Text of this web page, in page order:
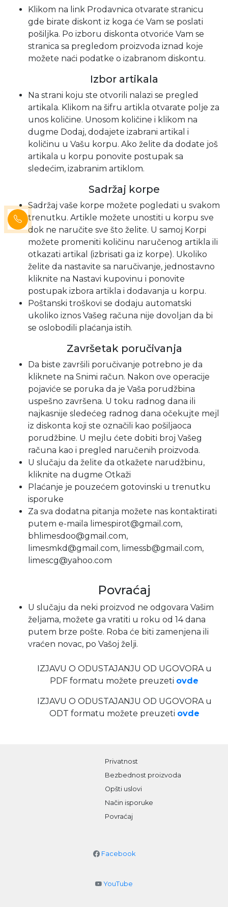
Klikom na link Prodavnica otvarate stranicu
gde birate diskont iz koga će Vam se poslati
pošiljka. Po izboru diskonta otvoriće Vam se
stranica sa pregledom proizvoda iznad koje
možete naći podatke o izabranom diskontu.
Izbor artikala
Na strani koju ste otvorili nalazi se pregled
artikala. Klikom na šifru artikla otvarate polje za
unos količine. Unosom količine i klikom na
dugme Dodaj, dodajete izabrani artikal i
količinu u Vašu korpu. Ako želite da dodate još
artikala u korpu ponovite postupak sa
sledećim, izabranim artiklom.
Sadržaj korpe
Sadržaj vaše korpe možete pogledati u svakom
trenutku. Artikle možete unostiti u korpu sve
dok ne naručite sve što želite. U samoj Korpi
možete promeniti količinu naručenog artikla ili
otkazati artikal (izbrisati ga iz korpe). Ukoliko
želite da nastavite sa naručivanje, jednostavno
kliknite na Nastavi kupovinu i ponovite
postupak izbora artikla i dodavanja u korpu.
Poštanski troškovi se dodaju automatski
ukoliko iznos Vašeg računa nije dovoljan da bi
se oslobodili plaćanja istih.
Završetak poručivanja
Da biste završili poručivanje potrebno je da
kliknete na Snimi račun. Nakon ove operacije
pojaviće se poruka da je Vaša porudžbina
uspešno završena. U toku radnog dana ili
najkasnije sledećeg radnog dana očekujte mejl
iz diskonta koji ste označili kao pošiljaoca
porudžbine. U mejlu ćete dobiti broj Vašeg
računa kao i pregled naručenih proizvoda.
U slučaju da želite da otkažete narudžbinu,
kliknite na dugme Otkaži
Plaćanje je pouzećem gotovinski u trenutku
isporuke
Za sva dodatna pitanja možete nas kontaktirati
putem e-maila limespirot@gmail.com,
bhlimesdoo@gmail.com,
limesmkd@gmail.com, limessb@gmail.com,
limescg@yahoo.com
Povraćaj
U slučaju da neki proizvod ne odgovara Vašim
željama, možete ga vratiti u roku od 14 dana
putem brze pošte. Roba će biti zamenjena ili
vraćen novac, po Vašoj želji.
IZJAVU O ODUSTAJANJU OD UGOVORA u
PDF formatu možete preuzeti ovde
IZJAVU O ODUSTAJANJU OD UGOVORA u
ODT formatu možete preuzeti ovde
Privatnost
Bezbednost proizvoda
Opšti uslovi
Način isporuke
Povraćaj
Facebook
YouTube